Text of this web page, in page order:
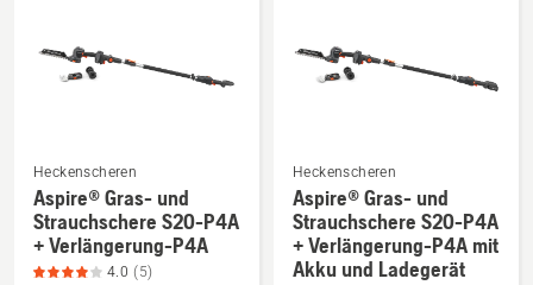
Produktbewertung
Akku
von
Mehr
Details
zu
Heckenscheren
Aspire® Gras- und
Strauchschere S20-P4A
+ Verlängerung-P4A
4.0 (5)
Mehr
Details
zu
Heckenscheren
Aspire® Gras- und
Strauchschere S20-P4A
+ Verlängerung-P4A mit
Akku und Ladegerät